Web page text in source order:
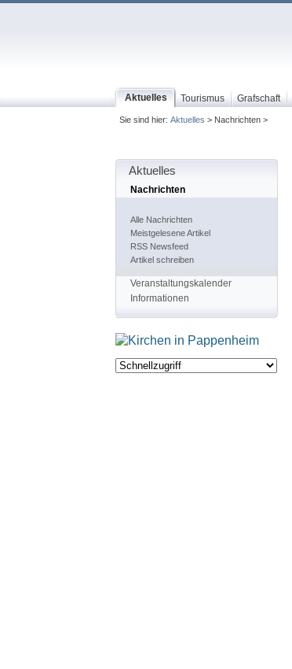
Aktuelles Tourismus Grafschaft
Sie sind hier: Aktuelles > Nachrichten >
Aktuelles
Nachrichten
Alle Nachrichten
Meistgelesene Artikel
RSS Newsfeed
Artikel schreiben
Veranstaltungskalender
Informationen